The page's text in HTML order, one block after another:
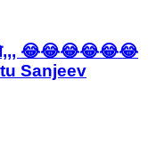
😂😂😂😂😂😂
Sanjeev